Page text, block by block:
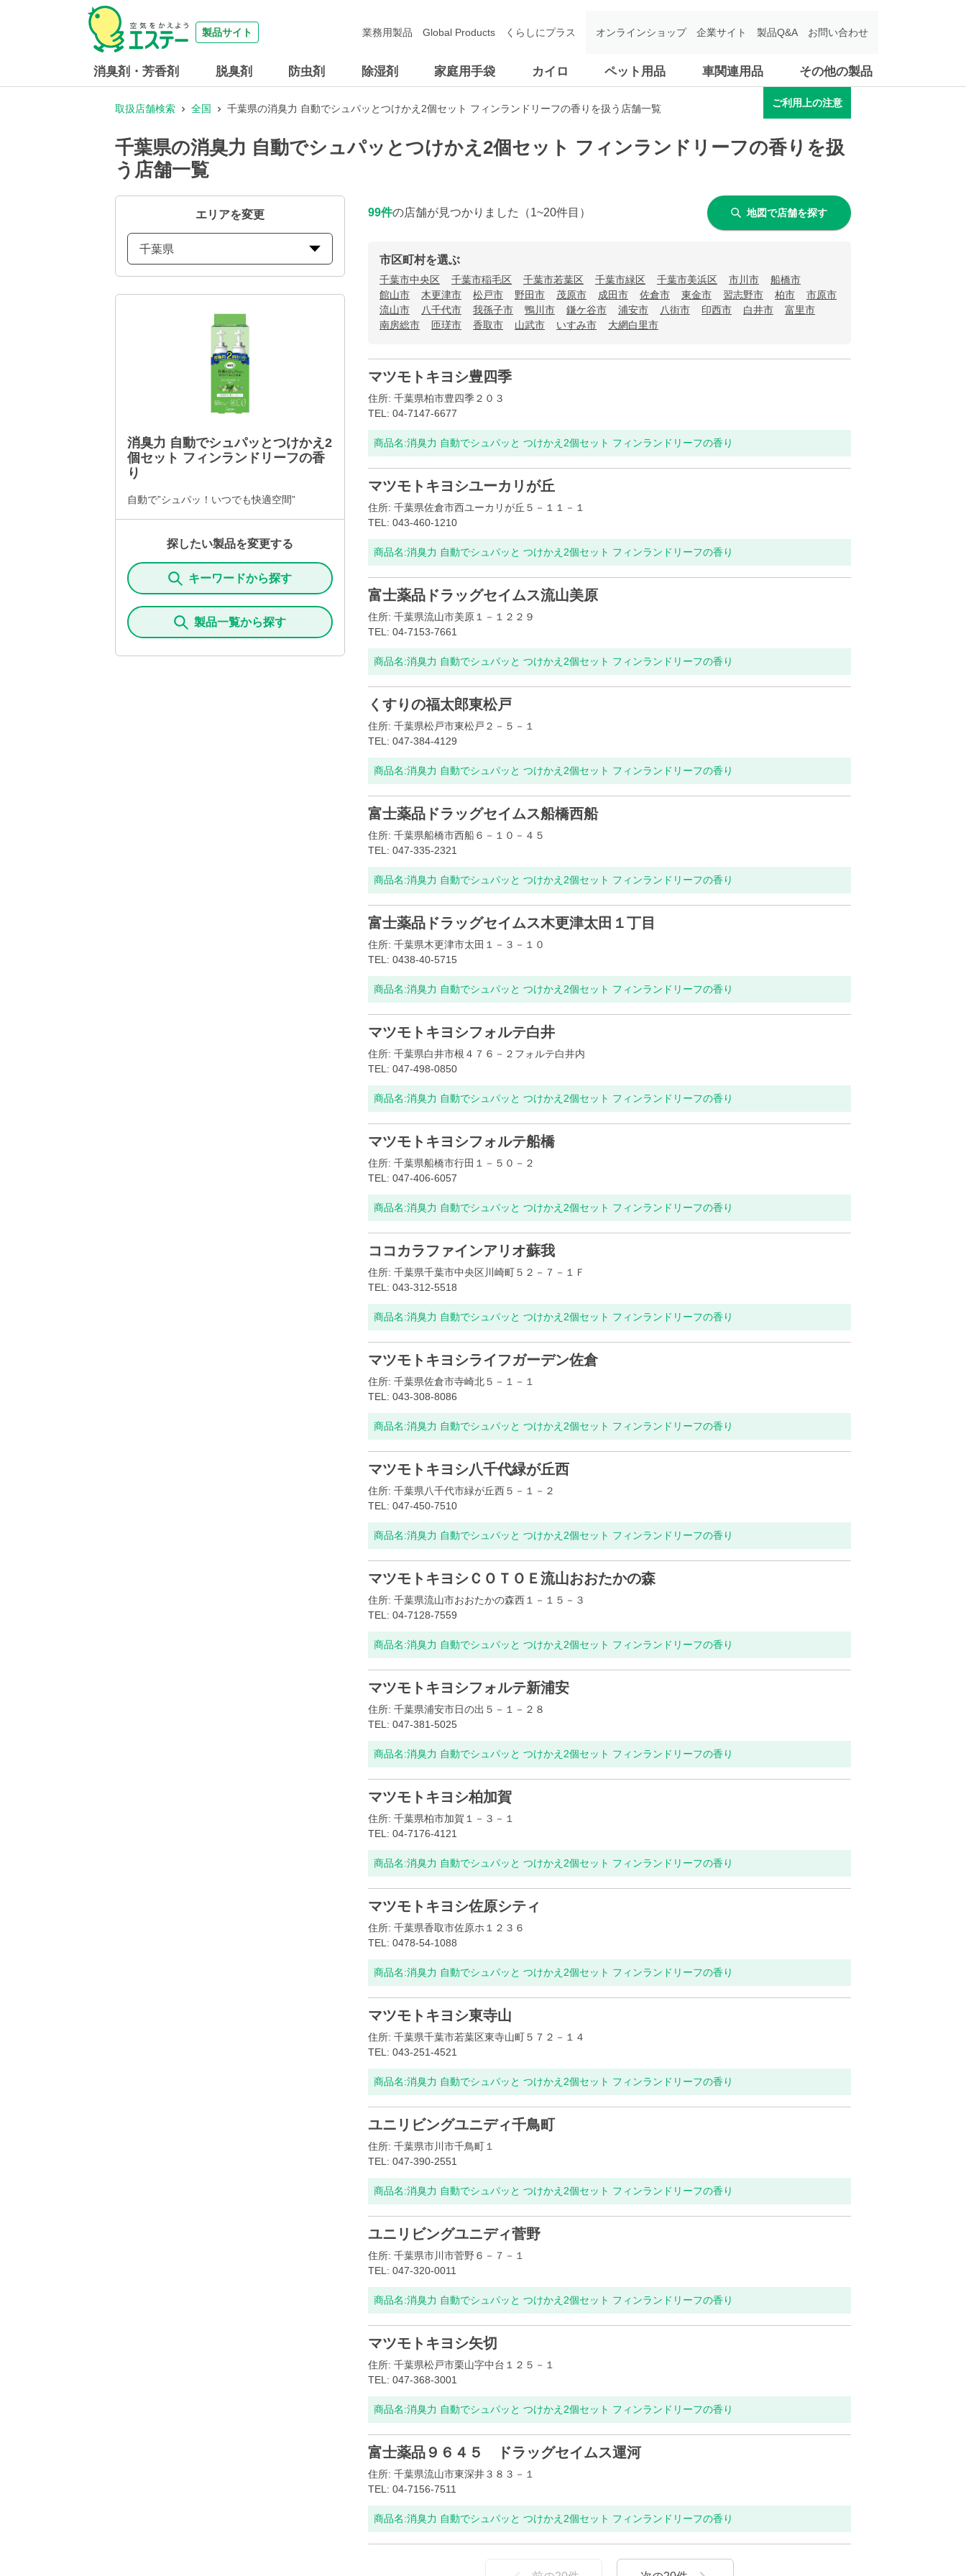
製品サイト
消臭剤・芳香剤 脱臭剤 防虫剤 除湿剤 家庭用手袋 カイロ ペット用品 車関連用品 その他の製品
業務用製品 Global Products くらしにプラス オンラインショップ 企業サイト 製品Q&A お問い合わせ
取扱店舗検索 全国 千葉県の消臭力 自動でシュパッとつけかえ2個セット フィンランドリーフの香りを扱う店舗一覧
ご利用上の注意
千葉県の消臭力 自動でシュパッとつけかえ2個セット フィンランドリーフの香りを扱
う店舗一覧
エリアを変更
千葉県
消臭力 自動でシュパッとつけかえ2
個セット フィンランドリーフの香
り
自動で”シュパッ！いつでも快適空間”
探したい製品を変更する
キーワードから探す
製品一覧から探す
99件の店舗が見つかりました （1~20件目） 地図で店舗を探す
市区町村を選ぶ
千葉市中央区 千葉市稲毛区 千葉市若葉区 千葉市緑区 千葉市美浜区 市川市
船橋市
館山市
木更津市 松戸市 野田市 茂原市 成田市 佐倉市 東金市 習志野市 柏市
市原市
流山市
八千代市 我孫子市 鴨川市 鎌ケ谷市 浦安市 八街市 印西市 白井市
富里市
南房総市
匝瑳市 香取市 山武市 いすみ市 大網白里市
マツモトキヨシ豊四季
住所: 千葉県柏市豊四季２０３
TEL: 04-7147-6677
商品名:消臭力 自動でシュパッと つけかえ2個セット フィンランドリーフの香り
マツモトキヨシユーカリが丘
住所: 千葉県佐倉市西ユーカリが丘５－１１－１
TEL: 043-460-1210
商品名:消臭力 自動でシュパッと つけかえ2個セット フィンランドリーフの香り
富士薬品ドラッグセイムス流山美原
住所: 千葉県流山市美原１－１２２９
TEL: 04-7153-7661
商品名:消臭力 自動でシュパッと つけかえ2個セット フィンランドリーフの香り
くすりの福太郎東松戸
住所: 千葉県松戸市東松戸２－５－１
TEL: 047-384-4129
商品名:消臭力 自動でシュパッと つけかえ2個セット フィンランドリーフの香り
富士薬品ドラッグセイムス船橋西船
住所: 千葉県船橋市西船６－１０－４５
TEL: 047-335-2321
商品名:消臭力 自動でシュパッと つけかえ2個セット フィンランドリーフの香り
富士薬品ドラッグセイムス木更津太田１丁目
住所: 千葉県木更津市太田１－３－１０
TEL: 0438-40-5715
商品名:消臭力 自動でシュパッと つけかえ2個セット フィンランドリーフの香り
マツモトキヨシフォルテ白井
住所: 千葉県白井市根４７６－２フォルテ白井内
TEL: 047-498-0850
商品名:消臭力 自動でシュパッと つけかえ2個セット フィンランドリーフの香り
マツモトキヨシフォルテ船橋
住所: 千葉県船橋市行田１－５０－２
TEL: 047-406-6057
商品名:消臭力 自動でシュパッと つけかえ2個セット フィンランドリーフの香り
ココカラファインアリオ蘇我
住所: 千葉県千葉市中央区川崎町５２－７－１Ｆ
TEL: 043-312-5518
商品名:消臭力 自動でシュパッと つけかえ2個セット フィンランドリーフの香り
マツモトキヨシライフガーデン佐倉
住所: 千葉県佐倉市寺崎北５－１－１
TEL: 043-308-8086
商品名:消臭力 自動でシュパッと つけかえ2個セット フィンランドリーフの香り
マツモトキヨシ八千代緑が丘西
住所: 千葉県八千代市緑が丘西５－１－２
TEL: 047-450-7510
商品名:消臭力 自動でシュパッと つけかえ2個セット フィンランドリーフの香り
マツモトキヨシＣＯＴＯＥ流山おおたかの森
住所: 千葉県流山市おおたかの森西１－１５－３
TEL: 04-7128-7559
商品名:消臭力 自動でシュパッと つけかえ2個セット フィンランドリーフの香り
マツモトキヨシフォルテ新浦安
住所: 千葉県浦安市日の出５－１－２８
TEL: 047-381-5025
商品名:消臭力 自動でシュパッと つけかえ2個セット フィンランドリーフの香り
マツモトキヨシ柏加賀
住所: 千葉県柏市加賀１－３－１
TEL: 04-7176-4121
商品名:消臭力 自動でシュパッと つけかえ2個セット フィンランドリーフの香り
マツモトキヨシ佐原シティ
住所: 千葉県香取市佐原ホ１２３６
TEL: 0478-54-1088
商品名:消臭力 自動でシュパッと つけかえ2個セット フィンランドリーフの香り
マツモトキヨシ東寺山
住所: 千葉県千葉市若葉区東寺山町５７２－１４
TEL: 043-251-4521
商品名:消臭力 自動でシュパッと つけかえ2個セット フィンランドリーフの香り
ユニリビングユニディ千鳥町
住所: 千葉県市川市千鳥町１
TEL: 047-390-2551
商品名:消臭力 自動でシュパッと つけかえ2個セット フィンランドリーフの香り
ユニリビングユニディ菅野
住所: 千葉県市川市菅野６－７－１
TEL: 047-320-0011
商品名:消臭力 自動でシュパッと つけかえ2個セット フィンランドリーフの香り
マツモトキヨシ矢切
住所: 千葉県松戸市栗山字中台１２５－１
TEL: 047-368-3001
商品名:消臭力 自動でシュパッと つけかえ2個セット フィンランドリーフの香り
富士薬品９６４５ ドラッグセイムス運河
住所: 千葉県流山市東深井３８３－１
TEL: 04-7156-7511
商品名:消臭力 自動でシュパッと つけかえ2個セット フィンランドリーフの香り